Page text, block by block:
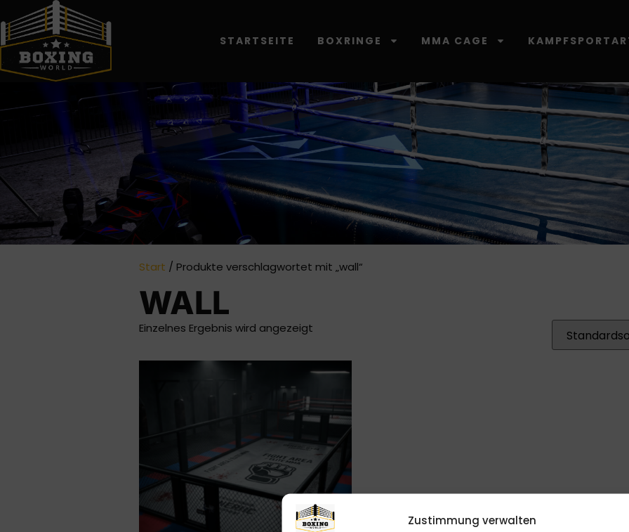
Zustimmung verwalten
STARTSEITE BOXRINGE MMA CAGE
Start / Produkte verschlagwortet mit „wall“
WALL
Einzelnes Ergebnis wird angezeigt